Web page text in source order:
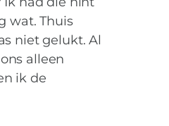
ook
wat. Thuis
niet gelukt. Al
alleen
ik de